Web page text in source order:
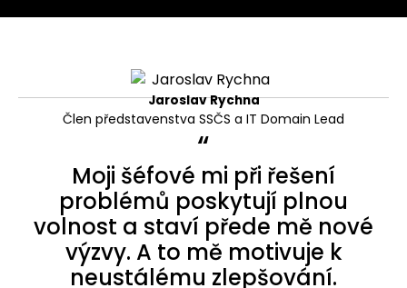
Jaroslav Rychna
Člen představenstva SSČS a IT Domain Lead
“
Moji šéfové mi při řešení
problémů poskytují plnou
volnost a staví přede mě nové
výzvy. A to mě motivuje k
neustálému zlepšování.